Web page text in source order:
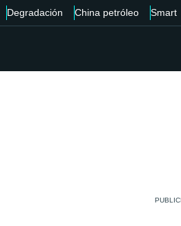
Degradación China petróleo Smart